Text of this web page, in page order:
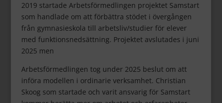
2019 startade Arbetsförmedlingen projektet Samstart
som handlade om att förbättra stödet i övergången
från gymnasieskola till arbetsliv/studier för elever
med funktionsnedsättning. Projektet avslutades i juni
2025 men
Arbetsförmedlingen tog under 2025 beslut om att
införa modellen i ordinarie verksamhet. Christian
Skoog som startade och varit ansvarig för Samstart